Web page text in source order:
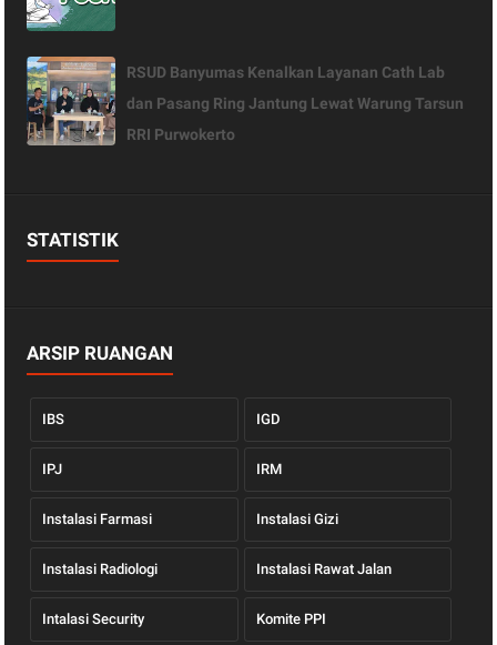
RSUD Banyumas Kenalkan Layanan Cath Lab
dan Pasang Ring Jantung Lewat Warung Tarsun
RRI Purwokerto
STATISTIK
ARSIP RUANGAN
IBS IGD
IPJ IRM
Instalasi Farmasi Instalasi Gizi
Instalasi Radiologi Instalasi Rawat Jalan
Intalasi Security Komite PPI